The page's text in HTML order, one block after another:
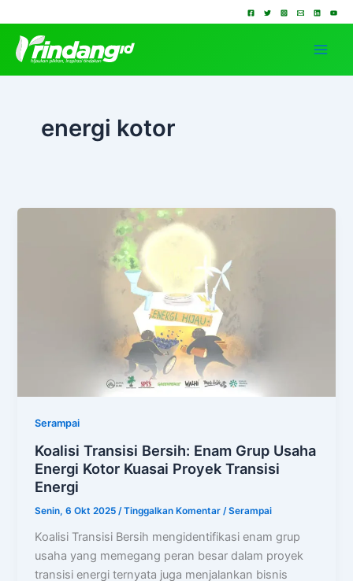
ke
konten
energi kotor
Serampai
Koalisi Transisi Bersih: Enam Grup Usaha
Energi Kotor Kuasai Proyek Transisi
Energi
Senin, 6 Okt 2025/Tinggalkan Komentar /Serampai
Koalisi Transisi Bersih mengidentifikasi enam grup
usaha yang memegang peran besar dalam proyek
transisi energi ternyata juga menjalankan bisnis